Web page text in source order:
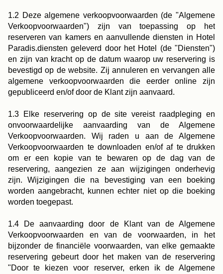
1.2 Deze algemene verkoopvoorwaarden (de "Algemene
Verkoopvoorwaarden") zijn van toepassing op het
reserveren van kamers en aanvullende diensten in Hotel
Paradis.diensten geleverd door het Hotel (de "Diensten")
en zijn van kracht op de datum waarop uw reservering is
bevestigd op de website. Zij annuleren en vervangen alle
algemene verkoopvoorwaarden die eerder online zijn
gepubliceerd en/of door de Klant zijn aanvaard.
1.3 Elke reservering op de site vereist raadpleging en
onvoorwaardelijke aanvaarding van de Algemene
Verkoopvoorwaarden. Wij raden u aan de Algemene
Verkoopvoorwaarden te downloaden en/of af te drukken
om er een kopie van te bewaren op de dag van de
reservering, aangezien ze aan wijzigingen onderhevig
zijn. Wijzigingen die na bevestiging van een boeking
worden aangebracht, kunnen echter niet op die boeking
worden toegepast.
1.4 De aanvaarding door de Klant van de Algemene
Verkoopvoorwaarden en van de voorwaarden, in het
bijzonder de financiële voorwaarden, van elke gemaakte
reservering gebeurt door het maken van de reservering
"Door te kiezen voor reserver, erken ik de Algemene